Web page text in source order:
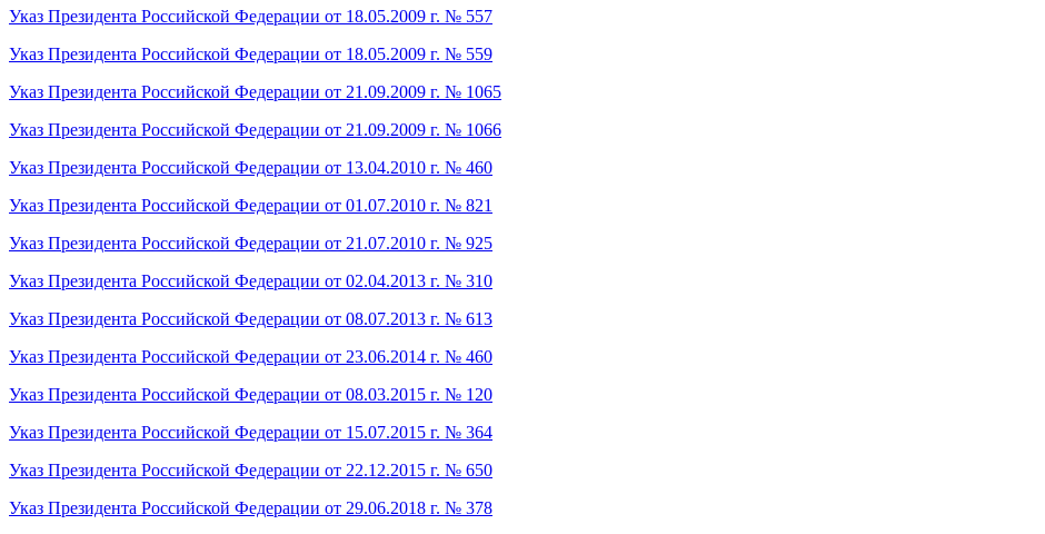
Указ Президента Российской Федерации от 18.05.2009 г. № 557
Указ Президента Российской Федерации от 18.05.2009 г. № 559
Указ Президента Российской Федерации от 21.09.2009 г. № 1065
Указ Президента Российской Федерации от 21.09.2009 г. № 1066
Указ Президента Российской Федерации от 13.04.2010 г. № 460
Указ Президента Российской Федерации от 01.07.2010 г. № 821
Указ Президента Российской Федерации от 21.07.2010 г. № 925
Указ Президента Российской Федерации от 02.04.2013 г. № 310
Указ Президента Российской Федерации от 08.07.2013 г. № 613
Указ Президента Российской Федерации от 23.06.2014 г. № 460
Указ Президента Российской Федерации от 08.03.2015 г. № 120
Указ Президента Российской Федерации от 15.07.2015 г. № 364
Указ Президента Российской Федерации от 22.12.2015 г. № 650
Указ Президента Российской Федерации от 29.06.2018 г. № 378